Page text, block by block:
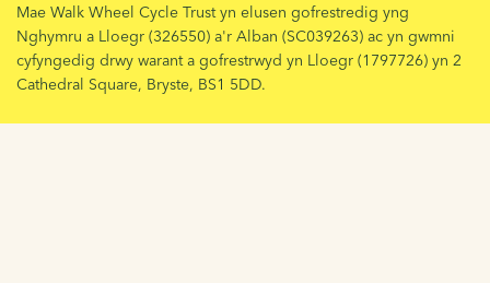
Mae Walk Wheel Cycle Trust yn elusen gofrestredig yng
Nghymru a Lloegr (326550) a'r Alban (SC039263) ac yn gwmni
cyfyngedig drwy warant a gofrestrwyd yn Lloegr (1797726) yn 2
Cathedral Square, Bryste, BS1 5DD.